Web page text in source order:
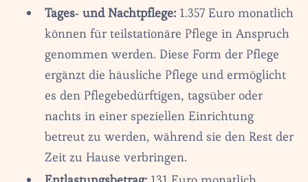
Tages- und Nachtpflege:1.357 Euro monatlich
können für teilstationäre Pflege in Anspruch
genommen werden. Diese Form der Pflege
ergänzt die häusliche Pflege und ermöglicht
es den Pflegebedürftigen, tagsüber oder
nachts in einer speziellen Einrichtung
betreut zu werden, während sie den Rest der
Zeit zu Hause verbringen.